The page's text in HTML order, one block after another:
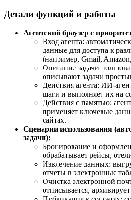
Детали функций и работы
Агентский браузер с
Вход агента:
данные для доступа к
(например, Gmail,
Описание задачи
описывают задачи
Действия агента: ИИ-
шаги и выполняет их на
Действия с памятью:
применяет ключевые
сайтах.
Сценарии использования
задачи):
Бронирование и
обрабатывает рейсы,
Извлечение данных:
отчеты в электронные
Очистка электронной
отписывается,